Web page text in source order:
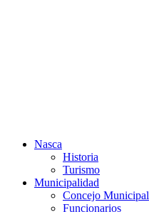
Nasca
Historia
Turismo
Municipalidad
Concejo Municipal
Funcionarios